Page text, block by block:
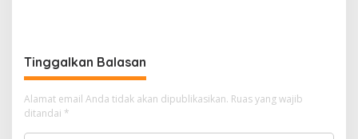
Tinggalkan Balasan
Alamat email Anda tidak akan dipublikasikan. Ruas yang wajib
ditandai *